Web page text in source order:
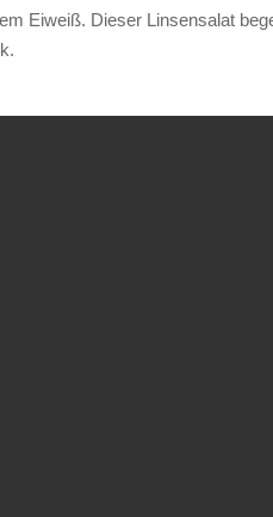
Eiweiß. Dieser Linsensalat